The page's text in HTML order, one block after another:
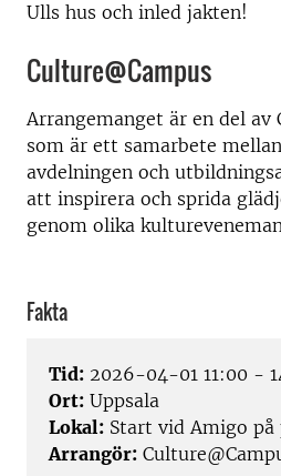
Ulls hus och inled jakten!
Culture@Campus
Arrangemanget är en del av
som är ett samarbete
avdelningen och
att inspirera och sprida
genom olika
Fakta
Tid: 2026-04-01 11:00 -
Ort: Uppsala
Lokal: Start vid Amigo på
Arrangör: